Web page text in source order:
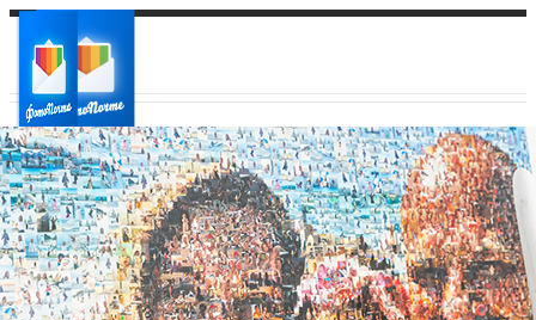
Ваш город:
Ваш регион доставки
Выберите из списка: